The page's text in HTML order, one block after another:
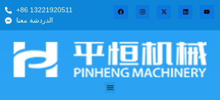
+86 13221920511
الدردشة معنا